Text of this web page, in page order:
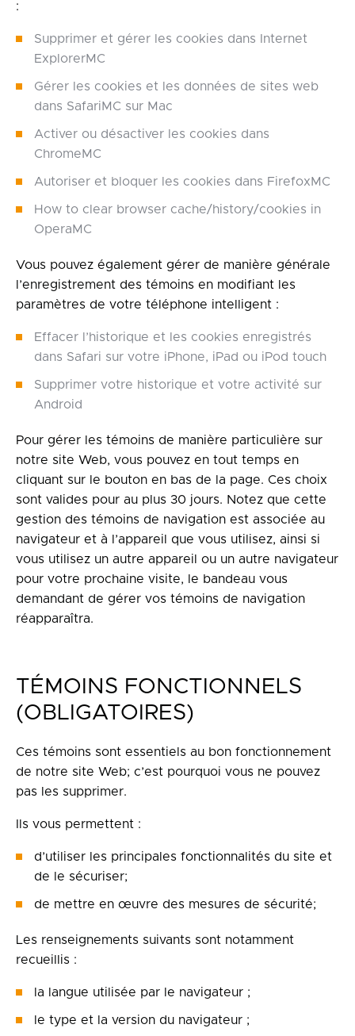
:
Supprimer et gérer les cookies dans Internet
ExplorerMC
Gérer les cookies et les données de sites web
dans SafariMC sur Mac
Activer ou désactiver les cookies dans
ChromeMC
Autoriser et bloquer les cookies dans FirefoxMC
How to clear browser cache/history/cookies in
OperaMC
Vous pouvez également gérer de manière générale
l’enregistrement des témoins en modifiant les
paramètres de votre téléphone intelligent :
Effacer l’historique et les cookies enregistrés
dans Safari sur votre iPhone, iPad ou iPod touch
Supprimer votre historique et votre activité sur
Android
Pour gérer les témoins de manière particulière sur
notre site Web, vous pouvez en tout temps en
cliquant sur le bouton en bas de la page. Ces choix
sont valides pour au plus 30 jours. Notez que cette
gestion des témoins de navigation est associée au
navigateur et à l’appareil que vous utilisez, ainsi si
vous utilisez un autre appareil ou un autre navigateur
pour votre prochaine visite, le bandeau vous
demandant de gérer vos témoins de navigation
réapparaîtra.
TÉMOINS FONCTIONNELS
(OBLIGATOIRES)
Ces témoins sont essentiels au bon fonctionnement
de notre site Web; c’est pourquoi vous ne pouvez
pas les supprimer.
Ils vous permettent :
d’utiliser les principales fonctionnalités du site et
de le sécuriser;
de mettre en œuvre des mesures de sécurité;
Les renseignements suivants sont notamment
recueillis :
la langue utilisée par le navigateur ;
le type et la version du navigateur ;